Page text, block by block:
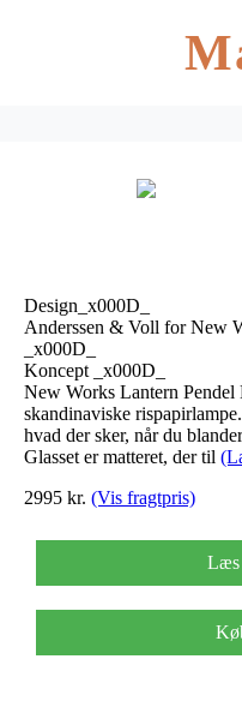
Design_x000D_
Anderssen & Voll for New
_x000D_
Koncept _x000D_
New Works Lantern Pendel
skandinaviske
hvad der sker, når du
Glasset er matteret, der til
2995 kr. (Vis fragtpris)
Læs